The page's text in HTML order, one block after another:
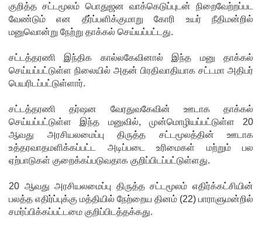
ஆய்வு!
சிறுவர்களி
ன்
கற்பனைக்
சிறகூட்டு
ம்
“இளஞ்சி
சிமாரா
அலியின்
குறித்த சட்டமூலம் பொதுஜன வாக்கெடுப்புடன் நிறைவேற்றப்பட
வேண்டும் என தீர்ப்பளிக்குமாறு கோரி உயர் நீதிமன்றில்
மனுவொன்று நேற்று தாக்கல் செய்யப்பட்டது.
சட்டத்தரணி இந்திக கால்லகேவினால் இந்த மனு தாக்கல்
செய்யப்பட்டுள்ள நிலையில் அதன் பிரதிவாதியாக சட்டமா அதிபர்
பெயரிடப்பட்டுள்ளார்.
சட்டத்தரணி தர்ஷன வேரதுவகேவின் ஊடாக தாக்கல்
செய்யப்பட்டுள்ள இந்த மனுவில், முன்மொழியப்பட்டுள்ள 20
ஆவது அரசியலமைப்பு திருத்த சட்டமூலத்தின் ஊடாக
உத்தரவாதமளிக்கப்பட்ட அடிப்படை உரிமைகள் மற்றும் பல
ஏற்பாடுகள் குறைக்கப்படுவதாக குறிப்பிடப்பட்டுள்ளது.
20 ஆவது அரசியலமைப்பு திருத்த சட்டமூலம் எதிர்க்கட்சியின்
பலத்த எதிர்ப்புக்கு மத்தியில் நேற்றைய தினம் (22) பாராளுமன்றில்
சமர்ப்பிக்கப்பட்டமை குறிப்பிடத்தக்கது.